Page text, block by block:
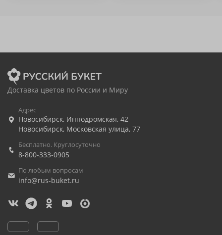
Доставка цветов по России и Миру
Адрес
Новосибирск, Ипподромская, 42
Новосибирск, Московская улица, 77
Бесплатно. Круглосуточно
8-800-333-0905
По любым вопросам
info@rus-buket.ru